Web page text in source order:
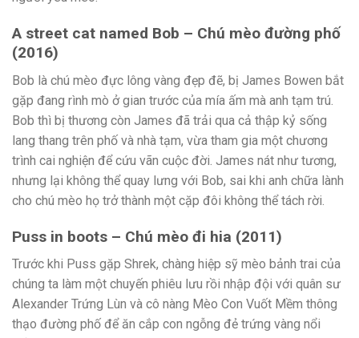
A street cat named Bob – Chú mèo đường phố
(2016)
Bob là chú mèo đực lông vàng đẹp đẽ, bị James Bowen bắt
gặp đang rình mò ở gian trước của mía ấm mà anh tạm trú.
Bob thì bị thương còn James đã trải qua cả thập kỷ sống
lang thang trên phố và nhà tạm, vừa tham gia một chương
trình cai nghiện để cứu vãn cuộc đời. James nát như tương,
nhưng lại không thể quay lưng với Bob, sai khi anh chữa lành
cho chú mèo họ trở thành một cặp đôi không thể tách rời.
Puss in boots – Chú mèo đi hia (2011)
Trước khi Puss gặp Shrek, chàng hiệp sỹ mèo bảnh trai của
chúng ta làm một chuyến phiêu lưu rồi nhập đội với quân sư
Alexander Trứng Lùn và cô nàng Mèo Con Vuốt Mềm thông
thạo đường phố để ăn cắp con ngỗng đẻ trứng vàng nổi